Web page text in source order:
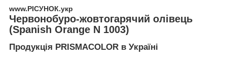
www.РІСУНОК.укр
Червонобуро-жовтогарячий олівець
(Spanish Orange N 1003)
Продукція PRISMACOLOR в Україні